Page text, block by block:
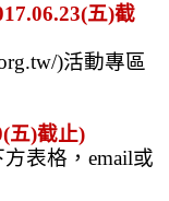
五)截
)活動專區
五)截止)
表格， email或